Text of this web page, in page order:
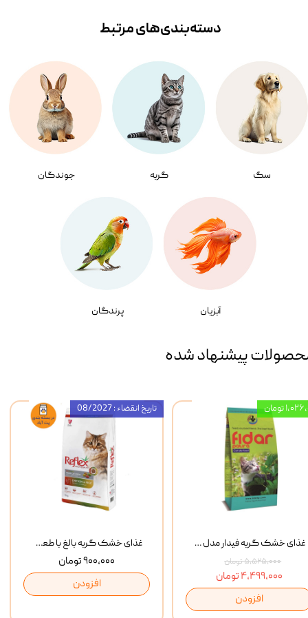
سگ گربه جوندگان
آبزیان پرندگان
دسته‌بندی‌‌های مرتبط
پیشنهاد شده
غذای خشک گربه بالغ با طعم مرغ و برنج رفلکس Reflex Multi Color Chicken And Rice وزن 1 کیلوگرم
۹۰۰,۰۰۰ تومان
افزودن
تاریخ انقضاء : 08/2027
غذای خشک گربه فیدار مدل Adult وزن 10 کیلوگرم
۵,۵۲۵,۰۰۰ تومان
۴,۴۹۹,۰۰۰ تومان
افزودن
تومان